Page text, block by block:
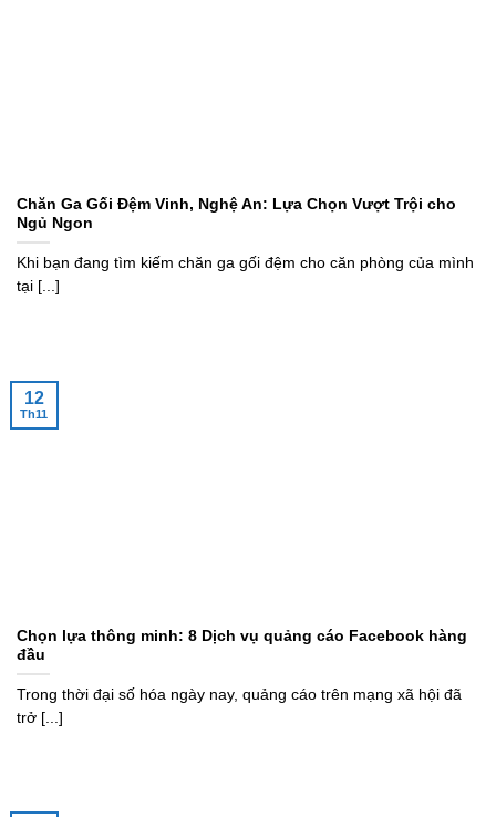
Chăn Ga Gối Đệm Vinh, Nghệ An: Lựa Chọn Vượt Trội cho
Ngủ Ngon
Khi bạn đang tìm kiếm chăn ga gối đệm cho căn phòng của mình
tại [...]
Chọn lựa thông minh: 8 Dịch vụ quảng cáo Facebook hàng
đầu
Trong thời đại số hóa ngày nay, quảng cáo trên mạng xã hội đã
trở [...]
12
Th11